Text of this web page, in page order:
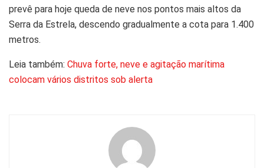
prevê para hoje queda de neve nos pontos mais altos da
Serra da Estrela, descendo gradualmente a cota para 1.400
metros.
Leia também: Chuva forte, neve e agitação marítima
colocam vários distritos sob alerta